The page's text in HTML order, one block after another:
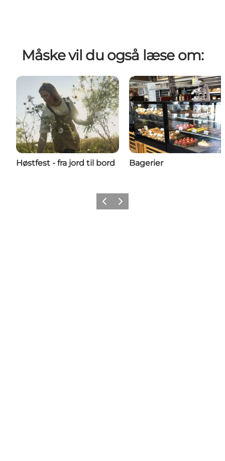
Måske vil du også læse om:
Høstfest - fra jord til bord Bagerier
Forrige billede
Næste billede